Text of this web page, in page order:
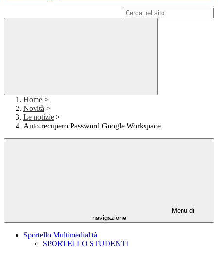
Home >
Novità >
Le notizie >
Auto-recupero Password Google Workspace
Menu di
navigazione
Sportello Multimedialità
SPORTELLO STUDENTI